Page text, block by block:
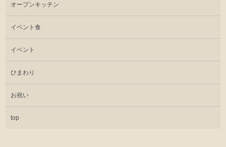
オープンキッチン
イベント食
イベント
ひまわり
お祝い
top